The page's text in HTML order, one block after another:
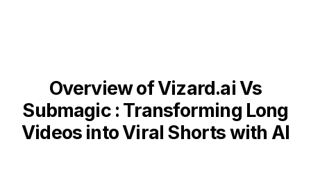
Overview of Vizard.ai Vs
Submagic : Transforming Long
Videos into Viral Shorts with AI